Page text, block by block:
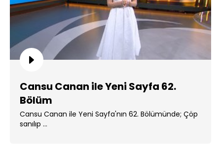
Cansu Canan ile Yeni Sayfa 62.
Bölüm
Cansu Canan ile Yeni Sayfa'nın 62. Bölümünde; Çöp
sanılıp ...